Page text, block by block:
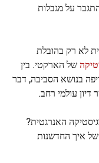
על מגבלות
לא רק בהובלת
של הארקטי. בין
בנושא הסביבה, דבר
עולמי רחב.
האנרגטית?
של איך החדשנות